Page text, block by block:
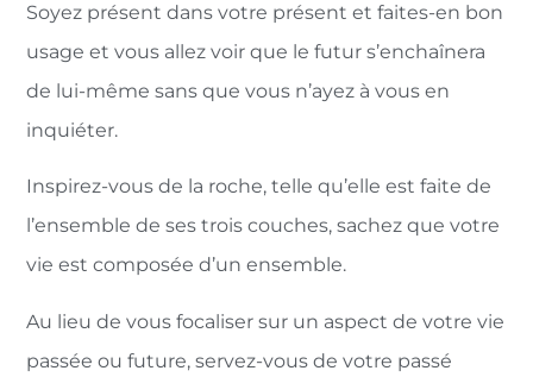
Soyez présent dans votre présent et faites-en bon
usage et vous allez voir que le futur s’enchaînera
de lui-même sans que vous n’ayez à vous en
inquiéter.
Inspirez-vous de la roche, telle qu’elle est faite de
l’ensemble de ses trois couches, sachez que votre
vie est composée d’un ensemble.
Au lieu de vous focaliser sur un aspect de votre vie
passée ou future, servez-vous de votre passé